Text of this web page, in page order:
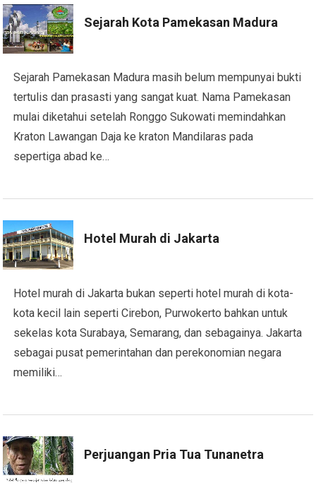
Sejarah Kota Pamekasan Madura
Sejarah Pamekasan Madura masih belum mempunyai bukti
tertulis dan prasasti yang sangat kuat. Nama Pamekasan
mulai diketahui setelah Ronggo Sukowati memindahkan
Kraton Lawangan Daja ke kraton Mandilaras pada
sepertiga abad ke…
Hotel Murah di Jakarta
Hotel murah di Jakarta bukan seperti hotel murah di kota-
kota kecil lain seperti Cirebon, Purwokerto bahkan untuk
sekelas kota Surabaya, Semarang, dan sebagainya. Jakarta
sebagai pusat pemerintahan dan perekonomian negara
memiliki…
Perjuangan Pria Tua Tunanetra